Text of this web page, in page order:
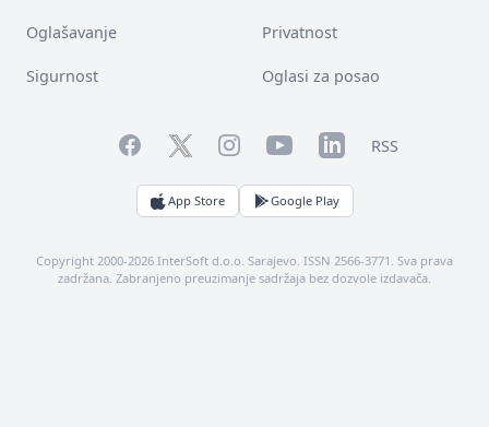
Oglašavanje Privatnost
Sigurnost Oglasi za posao
FacebookTwitterInstagramYouTubeLinkedInRSS
App Store Google Play
Copyright 2000-2026 InterSoft d.o.o. Sarajevo. ISSN 2566-3771. Sva prava
zadržana. Zabranjeno preuzimanje sadržaja bez dozvole izdavača.